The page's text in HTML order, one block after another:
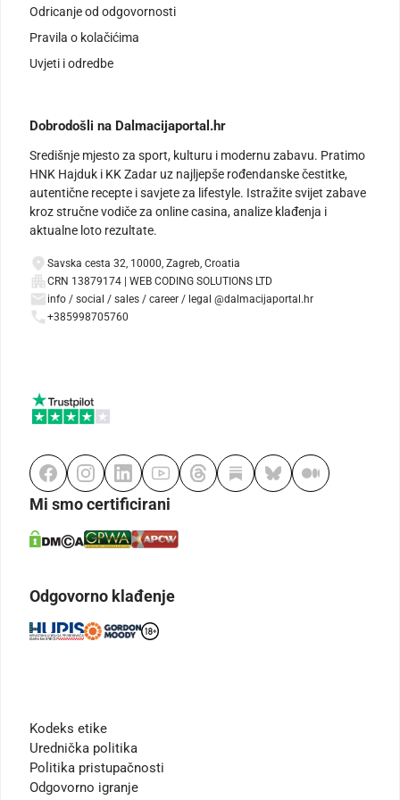
Odricanje od odgovornosti
Pravila o kolačićima
Uvjeti i odredbe
Dobrodošli na Dalmacijaportal.hr
Središnje mjesto za sport, kulturu i modernu zabavu. Pratimo
HNK Hajduk i KK Zadar uz najljepše rođendanske čestitke,
autentične recepte i savjete za lifestyle. Istražite svijet zabave
kroz stručne vodiče za online casina, analize klađenja i
aktualne loto rezultate.
Savska cesta 32, 10000, Zagreb, Croatia
CRN 13879174 | WEB CODING SOLUTIONS LTD
info / social / sales / career / legal @dalmacijaportal.hr
+385998705760
Mi smo certificirani
Odgovorno klađenje
Kodeks etike
Urednička politika
Politika pristupačnosti
Odgovorno igranje